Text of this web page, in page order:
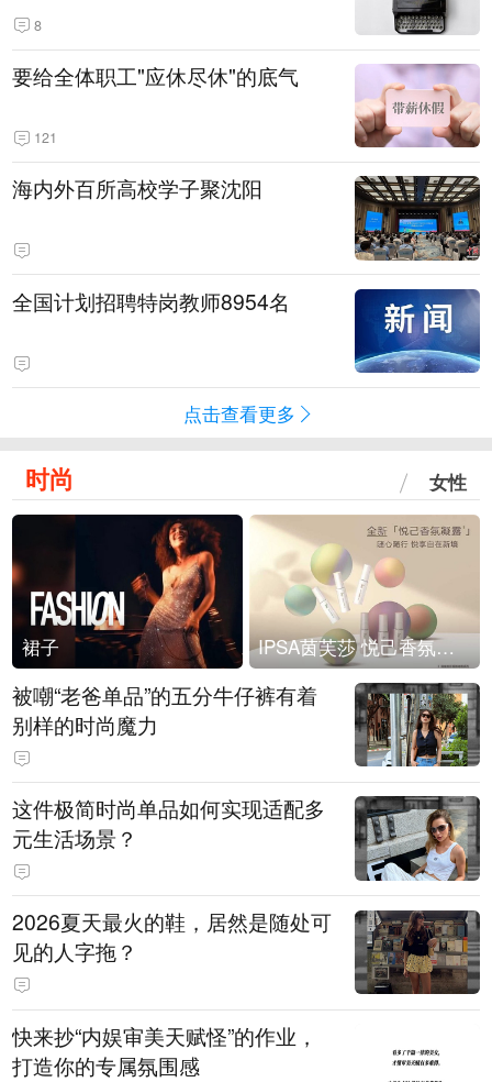
8
要给全体职工"应休尽休"的底气
121
海内外百所高校学子聚沈阳
全国计划招聘特岗教师8954名
点击查看更多
时尚 女性
裙子 IPSA茵芙莎 悦己香氛凝露上市
被嘲“老爸单品”的五分牛仔裤有着
别样的时尚魔力
这件极简时尚单品如何实现适配多
元生活场景？
2026夏天最火的鞋，居然是随处可
见的人字拖？
快来抄“内娱审美天赋怪”的作业，
打造你的专属氛围感